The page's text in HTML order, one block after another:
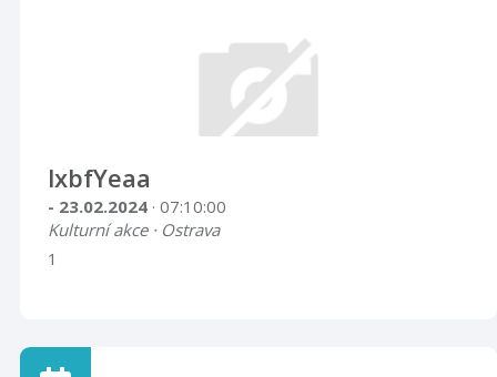
lxbfYeaa
- 23.02.2024 · 07:10:00
Kulturní akce · Ostrava
1